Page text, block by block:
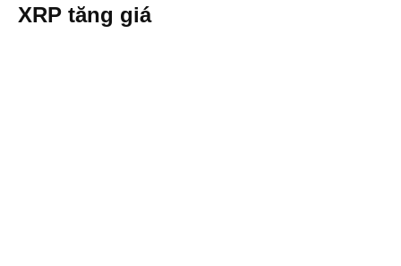
XRP tăng giá